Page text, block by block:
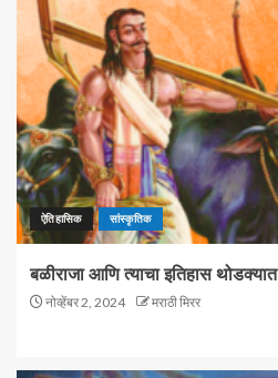
ऐतिहासिक सांस्कृतिक
बळीराजा आणि त्याचा इतिहास थोडक्यात
नोव्हेंबर 2, 2024 मराठी मिरर